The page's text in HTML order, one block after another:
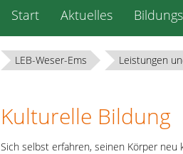
überspringen
Start Aktuelles
LEB-Weser-Ems Leistungen
Kulturelle Bildung
Sich selbst erfahren, seinen Körper neu